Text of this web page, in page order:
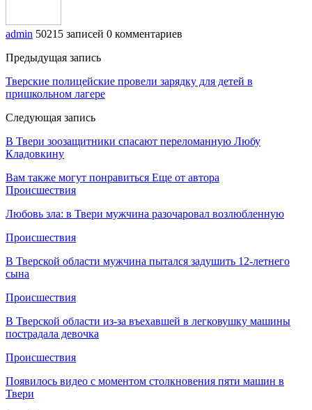
admin 50215 записей 0 комментариев
Предыдущая запись
Тверские полицейские провели зарядку для детей в
пришкольном лагере
Следующая запись
В Твери зоозащитники спасают переломанную Любу
Кладовкину
Вам также могут понравиться Еще от автора
Происшествия
Любовь зла: в Твери мужчина разочаровал возлюбленную
Происшествия
В Тверской области мужчина пытался задушить 12-летнего
сына
Происшествия
В Тверской области из-за въехавшей в легковушку машины
пострадала девочка
Происшествия
Появилось видео с моментом столкновения пяти машин в
Твери